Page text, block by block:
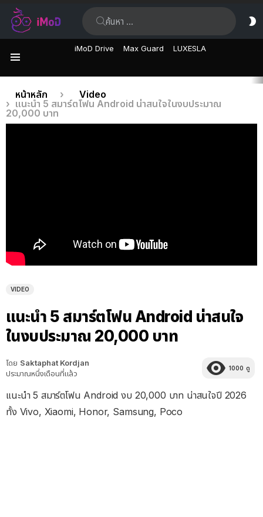
iMoD Drive Max Guard LUXESLA
เรื่อง
ล่าสุด
คุณอยู่ที่นี่:
หน้าหลัก
Video
แนะนำ 5 สมาร์ตโฟน Android น่าสนใจในงบประมาณ
20,000 บาท
VIDEO
แนะนำ 5 สมาร์ตโฟน Android น่าสนใจ
ในงบประมาณ 20,000 บาท
โดย Saktaphat Kordjan
ประมาณหนึ่งเดือนที่แล้ว
1000 ดู
แนะนำ 5 สมาร์ตโฟน Android งบ 20,000 บาท น่าสนใจปี 2026
ทั้ง Vivo, Xiaomi, Honor, Samsung, Poco